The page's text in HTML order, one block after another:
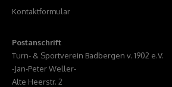
Kontaktformular
Postanschrift
Turn- & Sportverein Badbergen v. 1902 e.V.
-Jan-Peter Weller-
Alte Heerstr. 2